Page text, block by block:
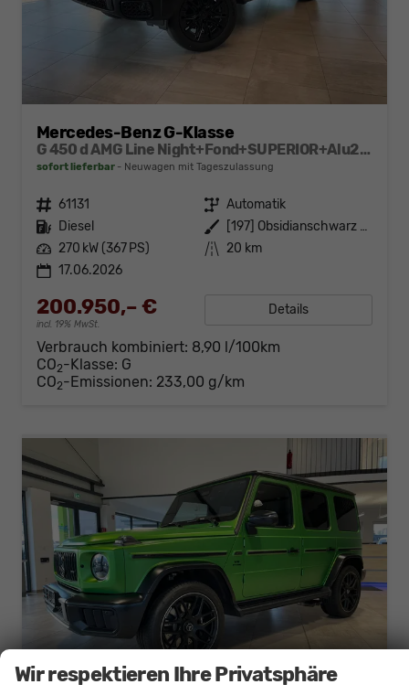
Mercedes-Benz G-Klasse
G 450 d AMG Line Night+Fond+SUPERIOR+Alu22+Technik+Standheizung+AHK+VOLL
sofort lieferbar Neuwagen mit Tageszulassung
Fahrzeugnr. 61131 Getriebe Automatik
Kraftstoff Diesel Außenfarbe
[197] Obsidianschwarz Metallic
Leistung 270 kW (367 PS) Kilometerstand 20 km
17.06.2026
200.950,– €
incl. 19% MwSt.
Details
Verbrauch kombiniert: 8,90 l/100km
CO2-Klasse: G
CO2-Emissionen: 233,00 g/km
Wir respektieren Ihre Privatsphäre